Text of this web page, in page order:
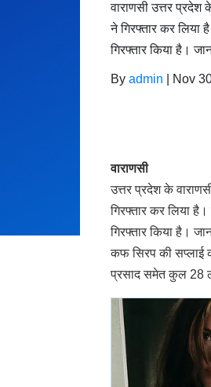
वाराणसी उत्तर
ने गिरफ्तार कर लिया
गिरफ्तार किया है।
By admin Nov
वाराणसी
उत्तर प्रदेश के
गिरफ्तार कर लिया
गिरफ्तार किया है।
कफ सिरप की सप्लाई
प्रसाद समेत कुल 28